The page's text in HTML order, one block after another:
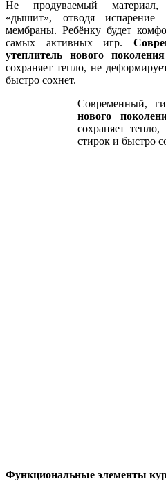
Не продуваемый материал,
«дышит», отводя
мембраны. Ребёнку будет
самых активных игр.
утеплитель нового
сохраняет тепло, не
быстро сохнет.
Современный,
нового
сохраняет
стирок и быстро
Функциональные элементы